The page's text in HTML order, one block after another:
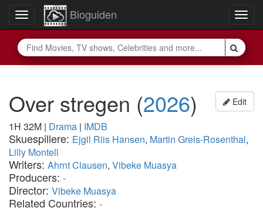
Toggle
navigation
Bioguiden
Edit
Over stregen (2026)
1H 32M | Drama | IMDB
Skuespillere: Ejgil Riis Hansen, Martin Greis-Rosenthal,
Lilly Montell
Writers: Ahrnt Clausen, Vibeke Muasya
Producers: -
Director: Vibeke Muasya
Related Countries: -